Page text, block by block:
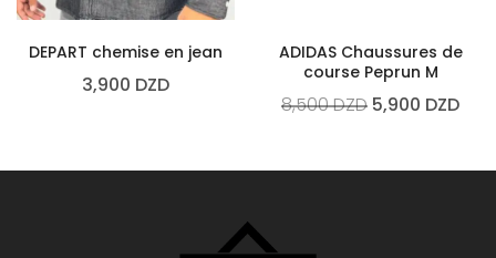
DEPART chemise en jean
3,900 DZD
ADIDAS Chaussures de
course Peprun M
8,500DZD 5,900 DZD